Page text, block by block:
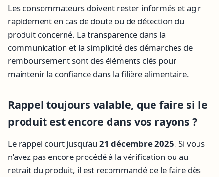
Les consommateurs doivent rester informés et agir
rapidement en cas de doute ou de détection du
produit concerné. La transparence dans la
communication et la simplicité des démarches de
remboursement sont des éléments clés pour
maintenir la confiance dans la filière alimentaire.
Rappel toujours valable, que faire si le
produit est encore dans vos rayons ?
Le rappel court jusqu’au 21 décembre 2025. Si vous
n’avez pas encore procédé à la vérification ou au
retrait du produit, il est recommandé de le faire dès